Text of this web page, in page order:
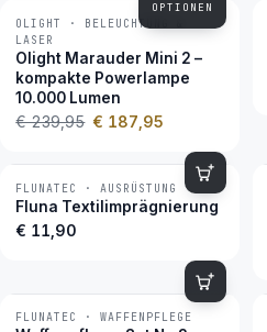
OPTIONEN
−22 %
OLIGHT · BELEUCHTUNG &
LASER
Olight Marauder Mini 2 –
kompakte Powerlampe
10.000 Lumen
€ 239,95 € 187,95
BESTSELLER
FLUNATEC · AUSRÜSTUNG
Fluna Textilimprägnierung
€ 11,90
BESTSELLER
FLUNATEC · WAFFENPFLEGE